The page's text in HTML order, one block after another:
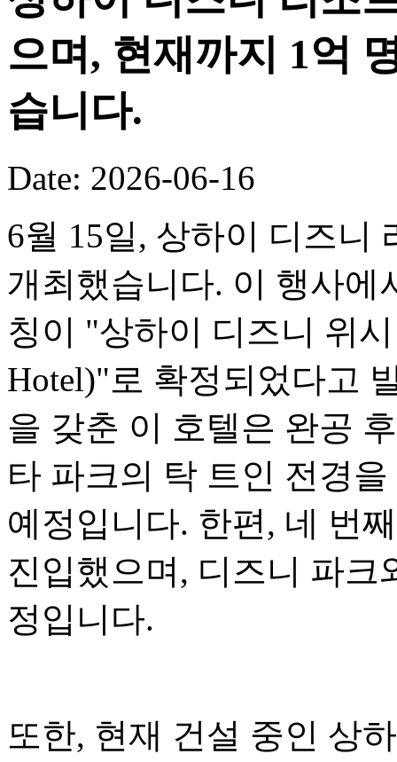
으며, 현재까지 1억
습니다.
Date: 2026-06-16
6월 15일, 상하이 디즈니
개최했습니다. 이 행사에
칭이 "상하이 디즈니 위시
Hotel)"로 확정되었다고
을 갖춘 이 호텔은 완공
타 파크의 탁 트인 전경
예정입니다. 한편, 네 번
진입했으며, 디즈니 파크
정입니다.
또한, 현재 건설 중인 상